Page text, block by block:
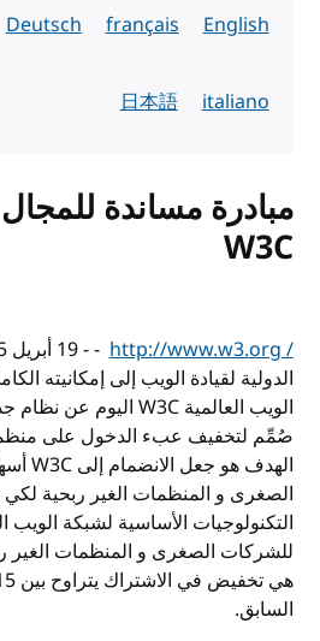
English
français
Deutsch
italiano
日本語
مبادرة مساندة
W3C
http://www.w3.org /
الدولية لقيادة الويب إلى إمكانيته
الويب العالميةW3C اليوم عن نظام
صُمِّم لتخفيف عبء الدخول على
الهدف هو جعل الانضمام إلىW3C
الصغرى و المنظمات الغير ربحية لكي
التكنولوجيات الأساسية لشبكة الويب
للشركات الصغرى و المنظمات الغير
السابق.